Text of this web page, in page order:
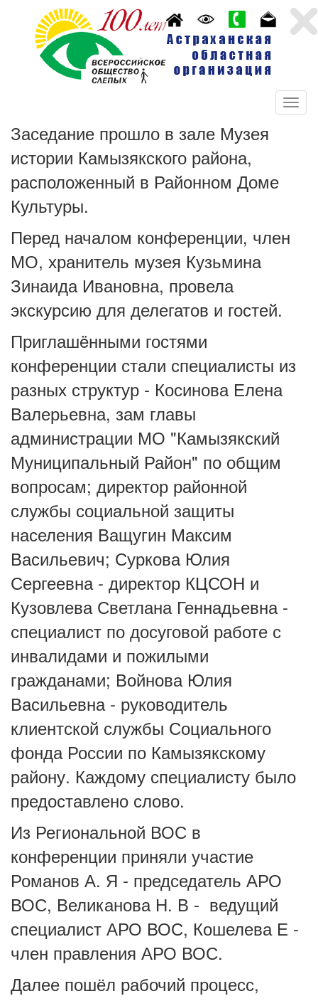
Заседание прошло в зале Музея
истории Камызякского района,
расположенный в Районном Доме
Культуры.
Перед началом конференции, член
МО, хранитель музея Кузьмина
Зинаида Ивановна, провела
экскурсию для делегатов и гостей.
Приглашëнными гостями
конференции стали специалисты из
разных структур - Косинова Елена
Валерьевна, зам главы
администрации МО "Камызякский
Муниципальный Район" по общим
вопросам; директор районной
службы социальной защиты
населения Ващугин Максим
Васильевич; Суркова Юлия
Сергеевна - директор КЦСОН и
Кузовлева Светлана Геннадьевна -
специалист по досуговой работе с
инвалидами и пожилыми
гражданами; Войнова Юлия
Васильевна - руководитель
клиентской службы Социального
фонда России по Камызякскому
району. Каждому специалисту было
предоставлено слово.
Из Региональной ВОС в
конференции приняли участие
Романов А. Я - председатель АРО
ВОС, Великанова Н. В - ведущий
специалист АРО ВОС, Кошелева Е -
член правления АРО ВОС.
Далее пошёл рабочий процесс,